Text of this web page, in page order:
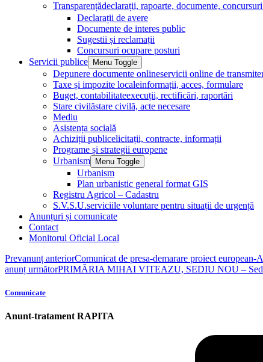
Transparențădeclarații, rapoarte, documente,
Declarații de avere
Documente de interes public
Sugestii și reclamații
Concursuri ocupare posturi
Servicii publice
Menu Toggle
Depunere documente onlineservicii online de
Taxe și impozite localeinformații, acces, formulare
Buget, contabilitateexecuții, rectificări, raportări
Stare civilăstare civilă, acte necesare
Mediu
Asistența socială
Achiziții publicelicitații, contracte, informații
Programe și strategii europene
Urbanism
Menu Toggle
Urbanism
Plan urbanistic general format GIS
Registru Agricol – Cadastru
S.V.S.U.serviciile voluntare pentru situații de urgență
Anunțuri și comunicate
Contact
Monitorul Oficial Local
Prevanunț anteriorComunicat de presa-demarare proiect
anunț următorPRIMĂRIA MIHAI VITEAZU, SEDIU NOU –
Comunicate
Anunt-tratament RAPITA